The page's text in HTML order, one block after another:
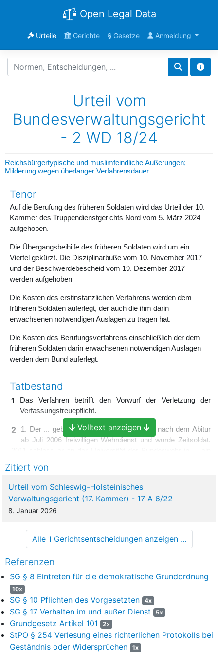
Open Legal Data
Urteile Gerichte §Gesetze Anmeldung
Urteil vom
Bundesverwaltungsgericht
- 2 WD 18/24
Reichsbürgertypische und muslimfeindliche Äußerungen;
Milderung wegen überlanger Verfahrensdauer
Tenor
Auf die Berufung des früheren Soldaten wird das Urteil der 10.
Kammer des Truppendienstgerichts Nord vom 5. März 2024
aufgehoben.
Die Übergangsbeihilfe des früheren Soldaten wird um ein
Viertel gekürzt. Die Disziplinarbuße vom 10. November 2017
und der Beschwerdebescheid vom 19. Dezember 2017
werden aufgehoben.
Die Kosten des erstinstanzlichen Verfahrens werden dem
früheren Soldaten auferlegt, der auch die ihm darin
erwachsenen notwendigen Auslagen zu tragen hat.
Die Kosten des Berufungsverfahrens einschließlich der dem
früheren Soldaten darin erwachsenen notwendigen Auslagen
werden dem Bund auferlegt.
Tatbestand
1
Das Verfahren betrifft den Vorwurf der Verletzung der
Verfassungstreuepflicht.
2
1. Der ... geborene frühere Soldat leistete nach dem Abitur
ab Juli 2006 freiwilligen Wehrdienst und wurde Zeitsoldat.
wurde er Hauptmann und zu seiner letzten Einheit, dem Stab
... in ..., versetzt. Mit Bescheid vom 11. Juli 2017 wurde ihm
drei Monate lang die Dienstausübung untersagt. Danach war er
bis zum Ablauf seiner Dienstzeit Ende Juni 2018 weitgehend
im Urlaub und in Elternzeit. Er bezog bis Ende Juni 2020
€ wurde einbehalten.
wurde am 20. Oktober 2017 mangels hinreichenden
Tatverdachts eingestellt. Nach anschließender Anhörung des
früheren Soldaten zur Einleitung eines gerichtlichen
Disziplinarverfahrens wurde gegen ihn am 10. November 2017
eine Disziplinarbuße von 1 500 € verhängt. Seine Beschwerde
wurde zurückgewiesen, sein weiteres Beschwerdeverfahren
bis zum Abschluss des am 29. Juni 2018 eingeleiteten
gerichtlichen Disziplinarverfahrens ausgesetzt.
Volltext anzeigen
Zitiert von
Urteil vom Schleswig-Holsteinisches
Verwaltungsgericht (17. Kammer) - 17 A 6/22
8. Januar 2026
Alle 1 Gerichtsentscheidungen anzeigen ...
Referenzen
SG § 8 Eintreten für die demokratische Grundordnung
10x
SG § 10 Pflichten des Vorgesetzten 4x
SG § 17 Verhalten im und außer Dienst 5x
Grundgesetz Artikel 101 2x
StPO § 254 Verlesung eines richterlichen Protokolls bei
Geständnis oder Widersprüchen
1x